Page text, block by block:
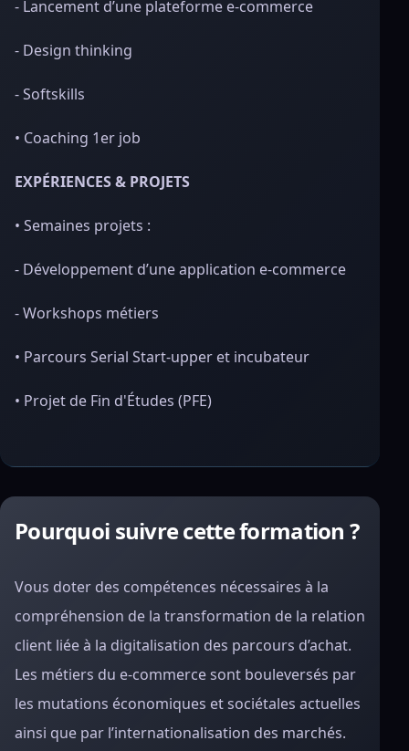
- Lancement d’une plateforme e-commerce
- Design thinking
- Softskills
• Coaching 1er job
EXPÉRIENCES & PROJETS
• Semaines projets :
- Développement d’une application e-commerce
- Workshops métiers
• Parcours Serial Start-upper et incubateur
• Projet de Fin d'Études (PFE)
Pourquoi suivre cette formation ?
Vous doter des compétences nécessaires à la
compréhension de la transformation de la relation
client liée à la digitalisation des parcours d’achat.
Les métiers du e-commerce sont bouleversés par
les mutations économiques et sociétales actuelles
ainsi que par l’internationalisation des marchés.